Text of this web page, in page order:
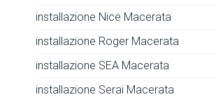
installazione Nice Macerata
installazione Roger Macerata
installazione SEA Macerata
installazione Serai Macerata